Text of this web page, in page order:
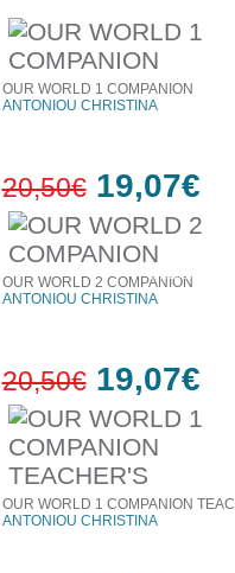
έκπτωση
OUR WORLD 1 COMPANION
ANTONIOU CHRISTINA
20,50€ 19,07€
OUR WORLD 2 COMPANION
ANTONIOU CHRISTINA
20,50€ 19,07€
OUR WORLD 1 COMPANION
ANTONIOU CHRISTINA